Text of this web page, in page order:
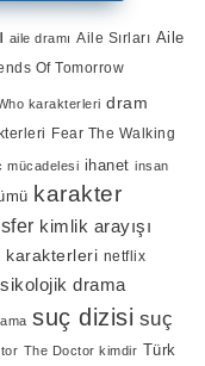
aile dramı Aile Sırları Aile
Of Tomorrow
karakterleri dram
Fear The Walking
mücadelesi ihanet insan
karakter
kimlik arayışı
karakterleri netflix
drama
suç dizisi suç
The Doctor kimdir Türk